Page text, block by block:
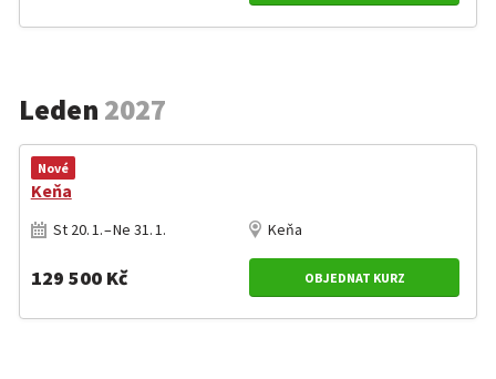
Leden 2027
Nové
Keňa
St 20. 1. – Ne 31. 1. Keňa
129 500 Kč OBJEDNAT KURZ